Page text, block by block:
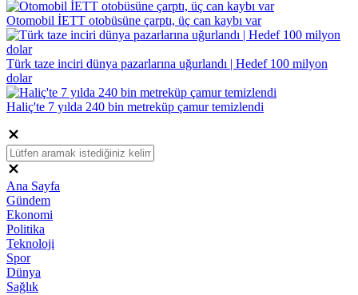
Otomobil İETT otobüsüne çarptı, üç can kaybı var
Türk taze inciri dünya pazarlarına uğurlandı | Hedef 100 milyon
dolar
Haliç'te 7 yılda 240 bin metreküp çamur temizlendi
Ana Sayfa
Gündem
Ekonomi
Politika
Teknoloji
Spor
Dünya
Sağlık